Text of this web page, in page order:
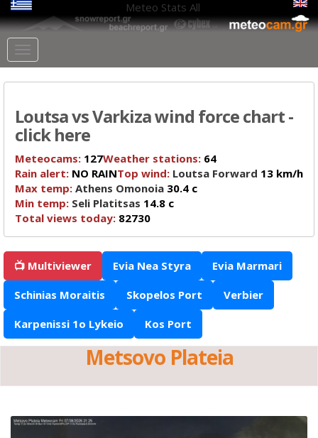
Meteo Stats All
Loutsa vs Varkiza wind force chart -
click here
Meteocams: 127Weather stations: 64
Rain alert: NO RAINTop wind: Loutsa Forward 13 km/h
Max temp: Athens Omonoia 30.4 c
Min temp: Seli Platitsas 14.8 c
Total views today: 82730
📺 Multiviewer Evia Nea Styra Evia Marmari
Schinias Moraitis Skopelos Port Verbier
Karpenissi 1o Lykeio Kos Port
Metsovo Plateia